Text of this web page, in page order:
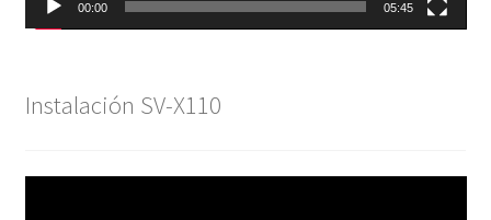
00:00 05:45
Instalación SV-X110